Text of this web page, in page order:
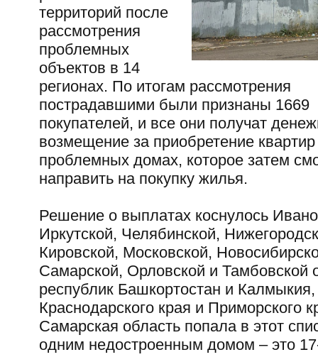
территорий после
рассмотрения
проблемных
объектов в 14
регионах. По итогам рассмотрения
пострадавшими были признаны 1669
покупателей, и все они получат
возмещение за приобретение
проблемных домах, которое затем
направить на покупку жилья.
Решение о выплатах коснулось
Иркутской, Челябинской,
Кировской, Московской,
Самарской, Орловской и Тамбовской
республик Башкортостан и Калмыкия,
Краснодарского края и Приморского
Самарская область попала в этот
одним недостроенным домом – это